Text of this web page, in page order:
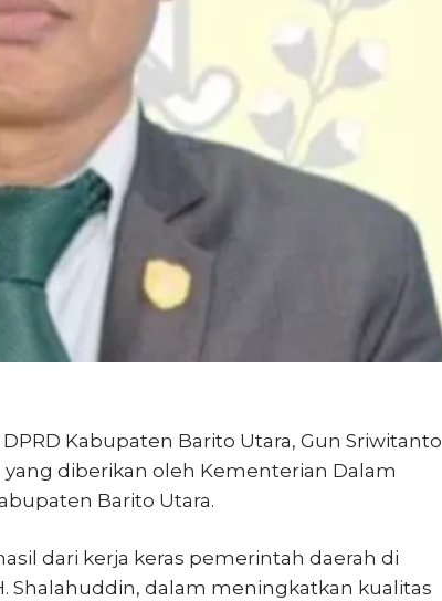
Kabupaten Barito Utara, Gun Sriwitanto
diberikan oleh Kementerian Dalam
Barito Utara.
dari kerja keras pemerintah daerah di
Shalahuddin, dalam meningkatkan kualitas